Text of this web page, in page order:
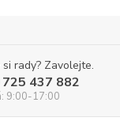
rady? Zavolejte.
437 882
9:00-17:00